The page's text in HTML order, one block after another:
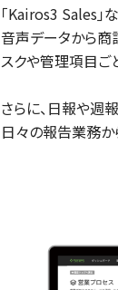
｢Kairos3 Sales｣
音声データから商
スクや管理項目ご
さらに、日報や週
日々の報告業務か